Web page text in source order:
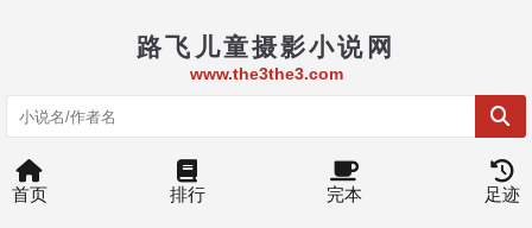
路飞儿童摄影小说网
www.the3the3.com
首页 排行 完本 足迹